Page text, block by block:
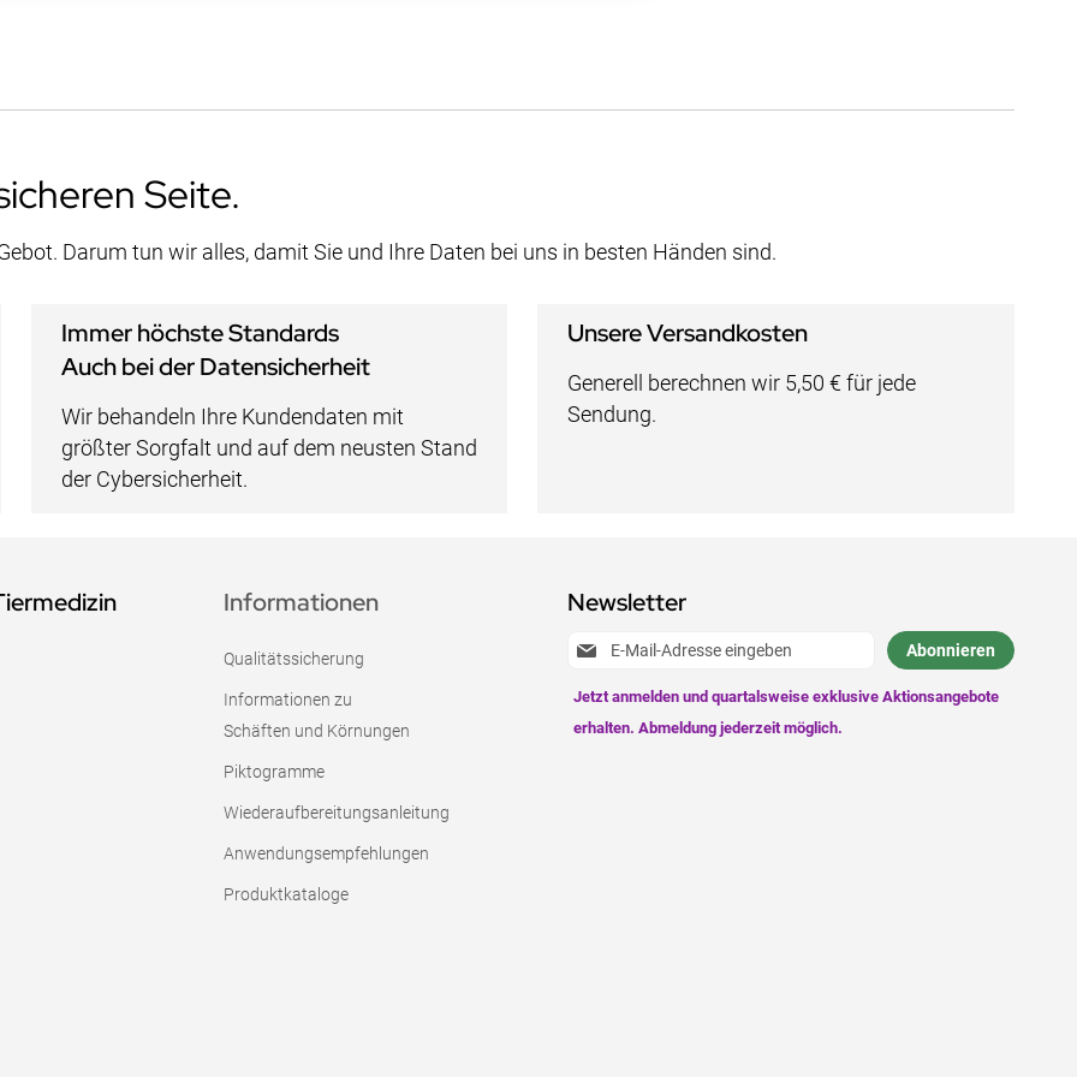
Seite.
Darum tun wir alles, damit Sie und Ihre Daten bei uns in besten Händen sind.
Immer höchste Standards
Auch bei der Datensicherheit
Wir behandeln Ihre Kundendaten mit
größter Sorgfalt und auf dem neusten Stand
der Cybersicherheit.
Unsere Versandkosten
Generell berechnen wir 5,50 € für jede
Sendung.
Newsletter
Anmeldung
Newsletter:
Abonnieren
Informationen
Qualitätssicherung
Informationen zu
Schäften und Körnungen
Piktogramme
Wiederaufbereitungsanleitung
Anwendungsempfehlungen
Produktkataloge